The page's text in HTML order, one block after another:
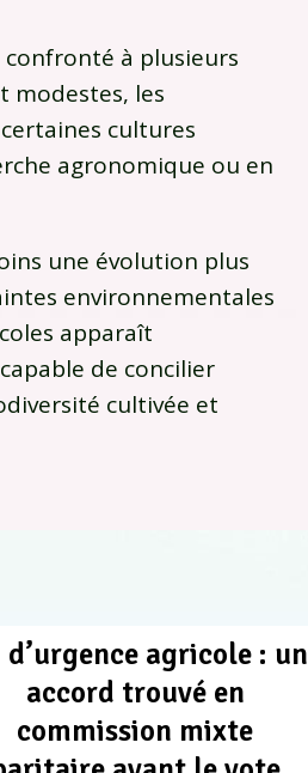
à plusieurs
modestes, les
cultures
agronomique ou en
une évolution plus
environnementales
apparaît
de concilier
cultivée et
d’urgence agricole : un
accord trouvé en
commission mixte